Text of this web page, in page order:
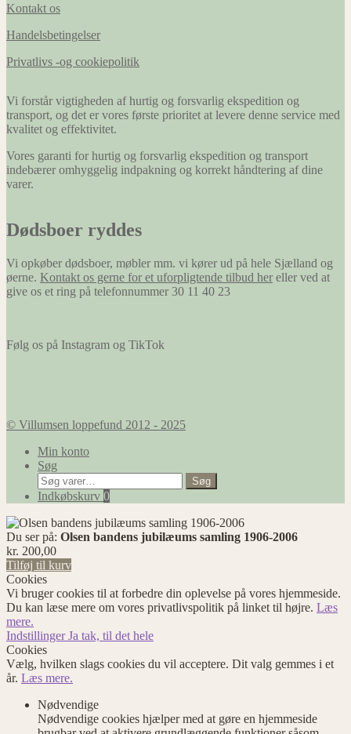
Kontakt os
Handelsbetingelser
Privatlivs -og cookiepolitik
Vi forstår vigtigheden af hurtig og forsvarlig ekspedition og
transport, og det er vores første prioritet at levere denne service med
kvalitet og effektivitet.
Vores garanti for hurtig og forsvarlig ekspedition og transport
indebærer omhyggelig indpakning og korrekt håndtering af dine
varer.
Dødsboer ryddes
Vi opkøber dødsboer, møbler mm. vi kører ud på hele Sjælland og
øerne. Kontakt os gerne for et uforpligtende tilbud her eller ved at
give os et ring på telefonnummer 30 11 40 23
Følg os på Instagram og TikTok
© Villumsen loppefund 2012 - 2025
Min konto
Søg
Søg
efter:
Søg
Indkøbskurv 0
Du ser på: Olsen bandens jubilæums samling 1906-2006
kr. 200,00
Tilføj til kurv
Cookies
Vi bruger cookies til at forbedre din oplevelse på vores hjemmeside.
Du kan læse mere om vores privatlivspolitik på linket til højre. Læs
mere.
IndstillingerJa tak, til det hele
Cookies
Vælg, hvilken slags cookies du vil acceptere. Dit valg gemmes i et
år. Læs mere.
Nødvendige
Nødvendige cookies hjælper med at gøre en hjemmeside